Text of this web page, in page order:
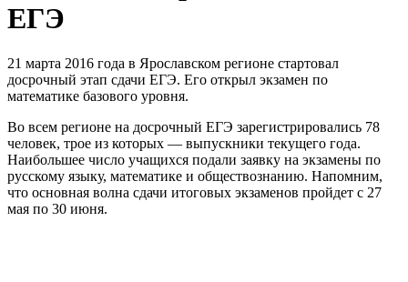
ЕГЭ
21 марта 2016 года в Ярославском регионе стартовал
досрочный этап сдачи ЕГЭ. Его открыл экзамен по
математике базового уровня.
Во всем регионе на досрочный ЕГЭ зарегистрировались 78
человек, трое из которых — выпускники текущего года.
Наибольшее число учащихся подали заявку на экзамены по
русскому языку, математике и обществознанию. Напомним,
что основная волна сдачи итоговых экзаменов пройдет с 27
мая по 30 июня.